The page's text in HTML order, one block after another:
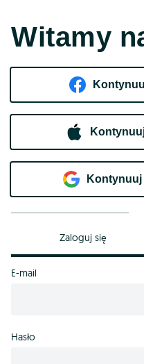
Witamy
Zaloguj się
E-mail
Hasło